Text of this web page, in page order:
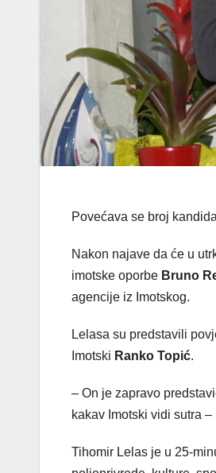
Povećava se broj
Nakon najave da će u
imotske oporbe Bruno
agencije iz Imotskog.
Lelasa su predstavili
Imotski Ranko Topić.
– On je zapravo
kakav Imotski vidi sutra
Tihomir Lelas je u 25-